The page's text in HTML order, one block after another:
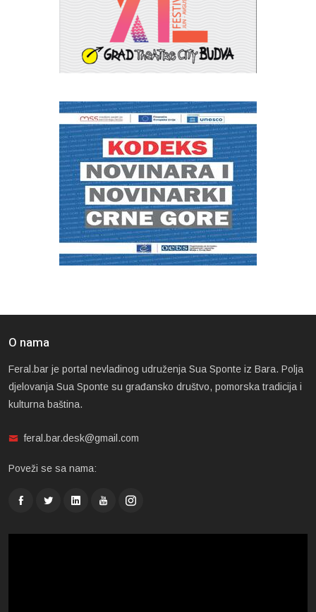
O nama
Feral.bar je portal nevladinog udruženja Sua Sponte iz Bara. Polja
djelovanja Sua Sponte su građansko društvo, pomorska tradicija i
kulturna baština.
feral.bar.desk@gmail.com
Poveži se sa nama: